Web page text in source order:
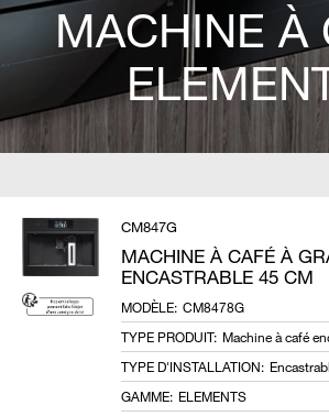
MACHINE À
CM847G
MACHINE À CAFÉ À
ENCASTRABLE 45 CM
MODÈLE: CM8478G
TYPE PRODUIT: Machine à café
TYPE D'INSTALLATION:
GAMME: ELEMENTS